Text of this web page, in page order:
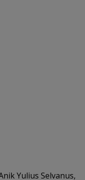
Yulius Selvanus,